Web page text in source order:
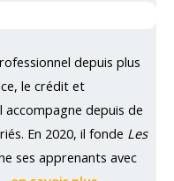
depuis plus
le crédit et
accompagne depuis de
En 2020, il fonde Les
ses apprenants avec